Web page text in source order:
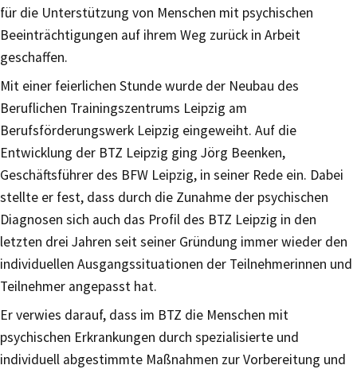
für die Unterstützung von Menschen mit psychischen
Beeinträchtigungen auf ihrem Weg zurück in Arbeit
geschaffen.
Mit einer feierlichen Stunde wurde der Neubau des
Beruflichen Trainingszentrums Leipzig am
Berufsförderungswerk Leipzig eingeweiht. Auf die
Entwicklung der BTZ Leipzig ging Jörg Beenken,
Geschäftsführer des BFW Leipzig, in seiner Rede ein. Dabei
stellte er fest, dass durch die Zunahme der psychischen
Diagnosen sich auch das Profil des BTZ Leipzig in den
letzten drei Jahren seit seiner Gründung immer wieder den
individuellen Ausgangssituationen der Teilnehmerinnen und
Teilnehmer angepasst hat.
Er verwies darauf, dass im BTZ die Menschen mit
psychischen Erkrankungen durch spezialisierte und
individuell abgestimmte Maßnahmen zur Vorbereitung und